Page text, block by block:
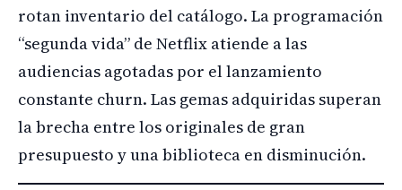
rotan inventario del catálogo. La programación
“segunda vida” de Netflix atiende a las
audiencias agotadas por el lanzamiento
constante churn. Las gemas adquiridas superan
la brecha entre los originales de gran
presupuesto y una biblioteca en disminución.